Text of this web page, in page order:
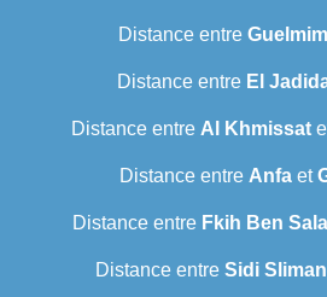
Distance entre Guelmim
Distance entre El
Distance entre Al Khmissat
Distance entre Anfaet
Distance entre Fkih Ben
Distance entre Sidi